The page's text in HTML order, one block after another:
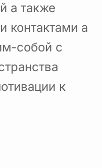
а также
контактами а
собой с
к